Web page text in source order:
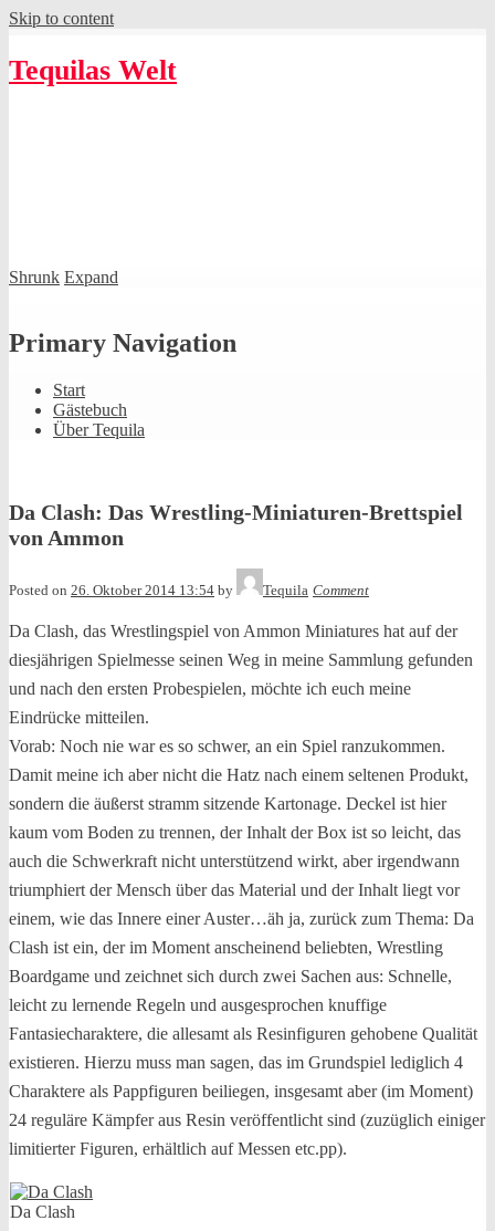
Skip to content
Tequilas Welt
Shrunk Expand
Primary Navigation
Start
Gästebuch
Über Tequila
Da Clash: Das Wrestling-Miniaturen-Brettspiel
von Ammon
Posted on 26. Oktober 2014 13:54 by Tequila Comment
Da Clash, das Wrestlingspiel von Ammon Miniatures hat auf der
diesjährigen Spielmesse seinen Weg in meine Sammlung gefunden
und nach den ersten Probespielen, möchte ich euch meine
Eindrücke mitteilen.
Vorab: Noch nie war es so schwer, an ein Spiel ranzukommen.
Damit meine ich aber nicht die Hatz nach einem seltenen Produkt,
sondern die äußerst stramm sitzende Kartonage. Deckel ist hier
kaum vom Boden zu trennen, der Inhalt der Box ist so leicht, das
auch die Schwerkraft nicht unterstützend wirkt, aber irgendwann
triumphiert der Mensch über das Material und der Inhalt liegt vor
einem, wie das Innere einer Auster…äh ja, zurück zum Thema: Da
Clash ist ein, der im Moment anscheinend beliebten, Wrestling
Boardgame und zeichnet sich durch zwei Sachen aus: Schnelle,
leicht zu lernende Regeln und ausgesprochen knuffige
Fantasiecharaktere, die allesamt als Resinfiguren gehobene Qualität
existieren. Hierzu muss man sagen, das im Grundspiel lediglich 4
Charaktere als Pappfiguren beiliegen, insgesamt aber (im Moment)
24 reguläre Kämpfer aus Resin veröffentlicht sind (zuzüglich einiger
limitierter Figuren, erhältlich auf Messen etc.pp).
Da Clash